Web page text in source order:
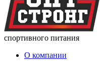
спортивного питания
О компании